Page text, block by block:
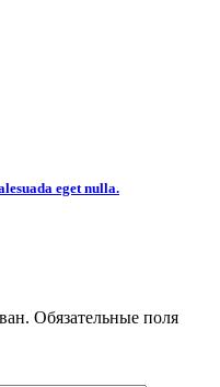
eget nulla.
Обязательные поля